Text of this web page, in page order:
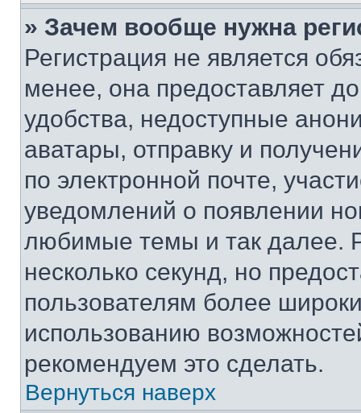
» Зачем вообще нужна
Регистрация не является
менее, она предоставляет
удобства, недоступные
аватары, отправку и
по электронной почте,
уведомлений о появлении
любимые темы и так далее.
несколько секунд, но
пользователям более
использованию
рекомендуем это сделать.
Вернуться наверх